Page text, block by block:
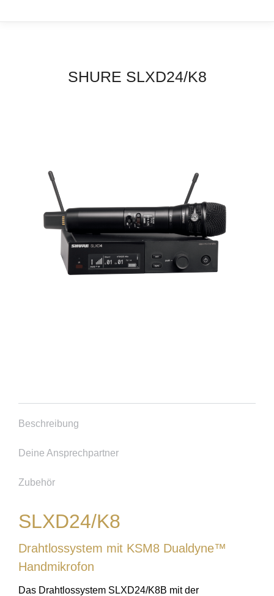
SHURE SLXD24/K8
Beschreibung
Deine Ansprechpartner
Zubehör
SLXD24/K8
Drahtlossystem mit KSM8 Dualdyne™
Handmikrofon
Das Drahtlossystem SLXD24/K8B mit der